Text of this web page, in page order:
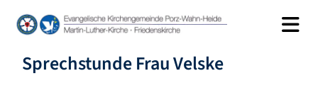
Sprechstunde Frau Velske